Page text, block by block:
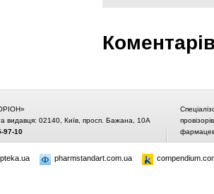
видавця: 02140, Київ, просп. Бажана, 10А
97-10
pharmstandart.com.ua